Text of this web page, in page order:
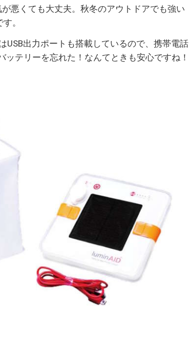
悪くても大丈夫。秋冬のアウトドアでも強い
。
USB出力ポートも搭載しているので、携帯電話
ッテリーを忘れた！なんてときも安心ですね！